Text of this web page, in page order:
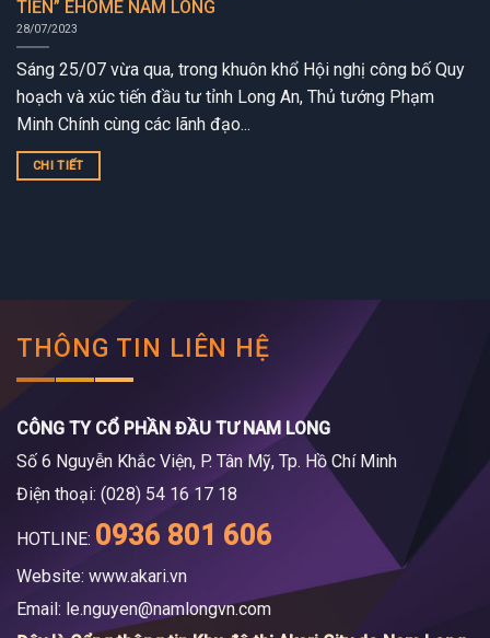
TIỀN” EHOME NAM LONG
28/07/2023
Sáng 25/07 vừa qua, trong khuôn khổ Hội nghị công bố Quy
hoạch và xúc tiến đầu tư tỉnh Long An, Thủ tướng Phạm
Minh Chính cùng các lãnh đạo...
CHI TIẾT
THÔNG TIN LIÊN HỆ
CÔNG TY CỔ PHẦN ĐẦU TƯ NAM LONG
Số 6 Nguyễn Khắc Viện, P. Tân Mỹ, Tp. Hồ Chí Minh
Điện thoại: (028) 54 16 17 18
HOTLINE: 0936 801 606
Website: www.akari.vn
Email: le.nguyen@namlongvn.com